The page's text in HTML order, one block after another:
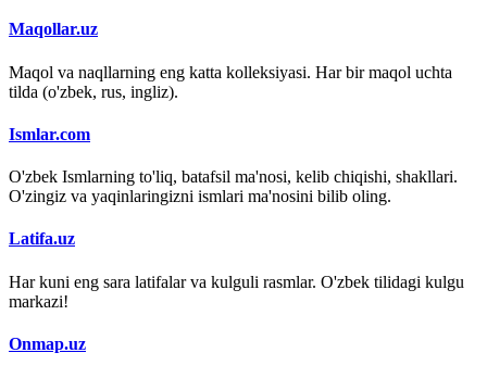
Maqollar.uz
Maqol va naqllarning eng katta kolleksiyasi. Har bir maqol uchta
tilda (o'zbek, rus, ingliz).
Ismlar.com
O'zbek Ismlarning to'liq, batafsil ma'nosi, kelib chiqishi, shakllari.
O'zingiz va yaqinlaringizni ismlari ma'nosini bilib oling.
Latifa.uz
Har kuni eng sara latifalar va kulguli rasmlar. O'zbek tilidagi kulgu
markazi!
Onmap.uz